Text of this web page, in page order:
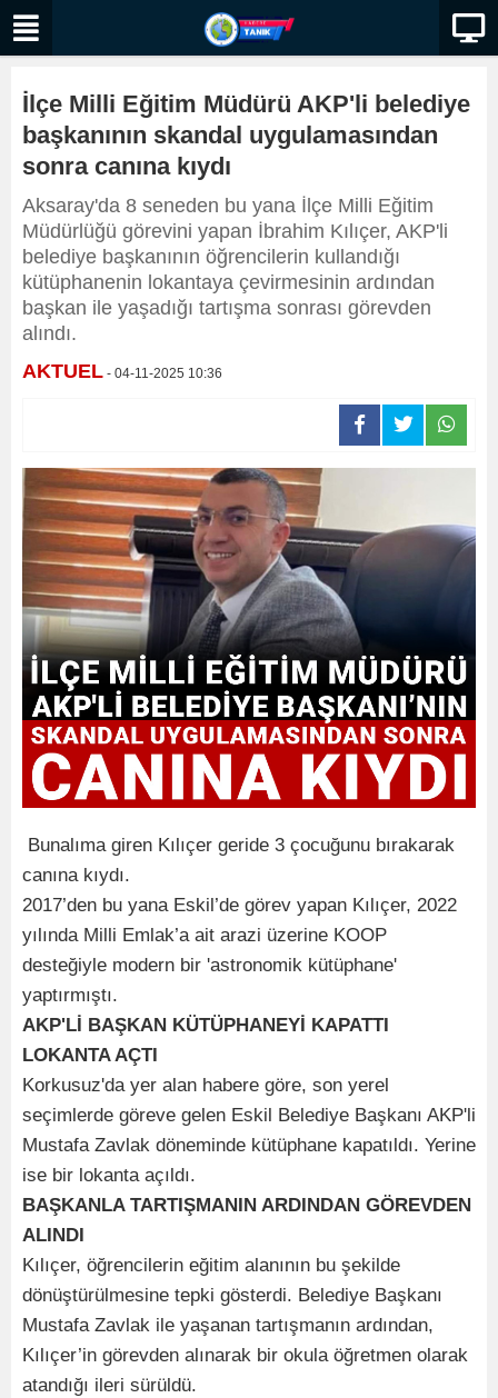
İlçe Milli Eğitim Müdürü AKP'li belediye
başkanının skandal uygulamasından
sonra canına kıydı
Aksaray'da 8 seneden bu yana İlçe Milli Eğitim
Müdürlüğü görevini yapan İbrahim Kılıçer, AKP'li
belediye başkanının öğrencilerin kullandığı
kütüphanenin lokantaya çevirmesinin ardından
başkan ile yaşadığı tartışma sonrası görevden
alındı.
AKTUEL - 04-11-2025 10:36
Bunalıma giren Kılıçer geride 3 çocuğunu bırakarak
canına kıydı.
2017’den bu yana Eskil’de görev yapan Kılıçer, 2022
yılında Milli Emlak’a ait arazi üzerine KOOP
desteğiyle modern bir 'astronomik kütüphane'
yaptırmıştı.
AKP'Lİ BAŞKAN KÜTÜPHANEYİ KAPATTI
LOKANTA AÇTI
Korkusuz'da yer alan habere göre, son yerel
seçimlerde göreve gelen Eskil Belediye Başkanı AKP'li
Mustafa Zavlak döneminde kütüphane kapatıldı. Yerine
ise bir lokanta açıldı.
BAŞKANLA TARTIŞMANIN ARDINDAN GÖREVDEN
ALINDI
Kılıçer, öğrencilerin eğitim alanının bu şekilde
dönüştürülmesine tepki gösterdi. Belediye Başkanı
Mustafa Zavlak ile yaşanan tartışmanın ardından,
Kılıçer’in görevden alınarak bir okula öğretmen olarak
atandığı ileri sürüldü.